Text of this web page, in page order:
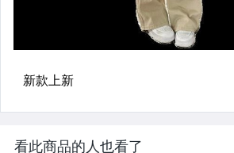
看此商品的人也看了